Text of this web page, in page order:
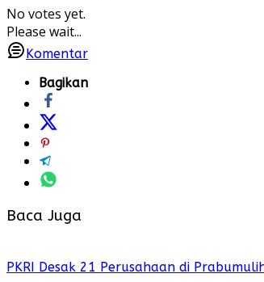
No votes yet.
Please wait...
Komentar
Bagikan
Baca Juga
PKRI Desak 21 Perusahaan di